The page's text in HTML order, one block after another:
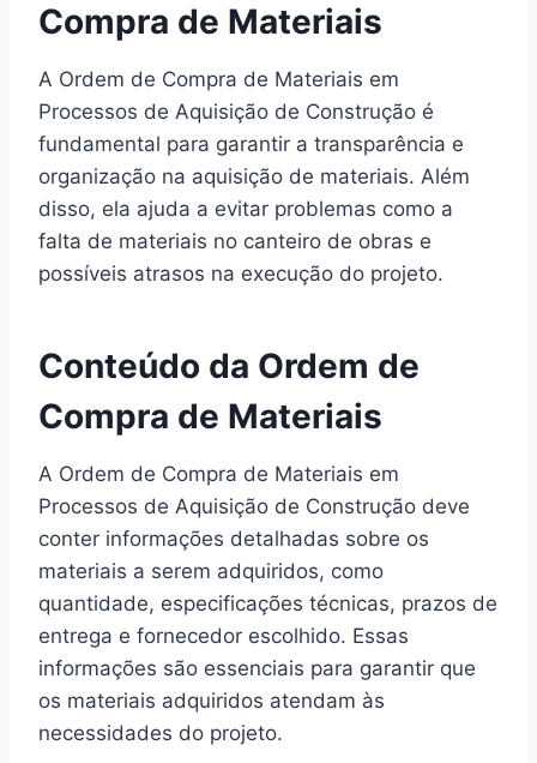
Compra de Materiais
A Ordem de Compra de Materiais em
Processos de Aquisição de Construção é
fundamental para garantir a transparência e
organização na aquisição de materiais. Além
disso, ela ajuda a evitar problemas como a
falta de materiais no canteiro de obras e
possíveis atrasos na execução do projeto.
Conteúdo da Ordem de
Compra de Materiais
A Ordem de Compra de Materiais em
Processos de Aquisição de Construção deve
conter informações detalhadas sobre os
materiais a serem adquiridos, como
quantidade, especificações técnicas, prazos de
entrega e fornecedor escolhido. Essas
informações são essenciais para garantir que
os materiais adquiridos atendam às
necessidades do projeto.